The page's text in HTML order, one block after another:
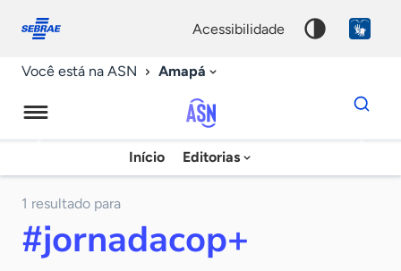
conosco
acessibilidade
Você está na ASN Amapá
Agência
Sebrae
Notícias
Início Editorias
Dados
para
chave
1 resultado para
#jornadacop+